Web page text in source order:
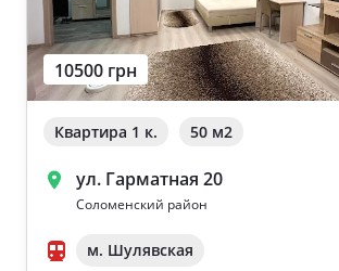
10500 грн
Квартира 1 к. 50 м2
ул. Гарматная 20
Соломенский район
м. Шулявская